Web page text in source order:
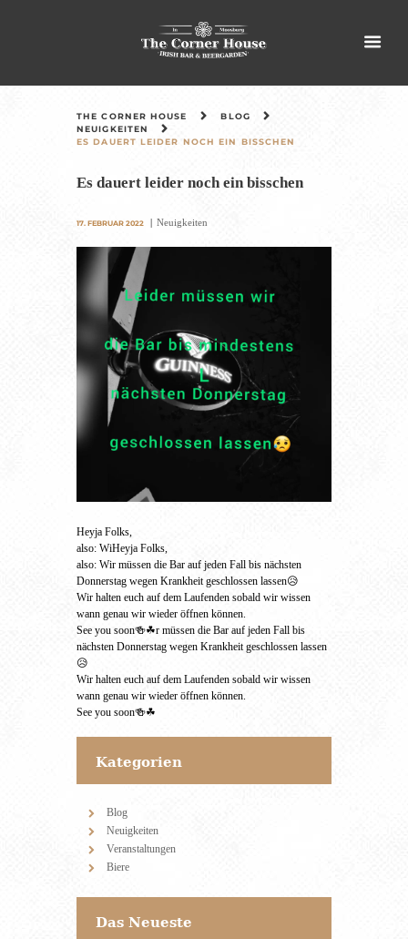
THE CORNER HOUSE
BLOG
NEUIGKEITEN
ES DAUERT LEIDER NOCH EIN BISSCHEN
Es dauert leider noch ein bisschen
17. FEBRUAR 2022 Neuigkeiten
Heyja Folks,
also: WiHeyja Folks,
also: Wir müssen die Bar auf jeden Fall bis nächsten
Donnerstag wegen Krankheit geschlossen lassen😥
Wir halten euch auf dem Laufenden sobald wir wissen
wann genau wir wieder öffnen können.
See you soon🍻☘r müssen die Bar auf jeden Fall bis
nächsten Donnerstag wegen Krankheit geschlossen lassen
😥
Wir halten euch auf dem Laufenden sobald wir wissen
wann genau wir wieder öffnen können.
See you soon🍻☘
Kategorien
Blog
Neuigkeiten
Veranstaltungen
Biere
Das Neueste